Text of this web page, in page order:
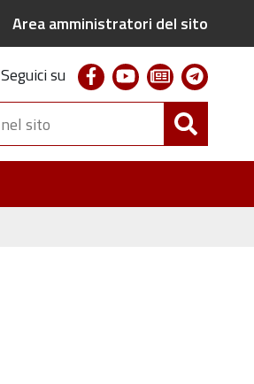
Area amministratori del sito
Seguici su facebookyoutubenewsletter
Cerca
nel
sito